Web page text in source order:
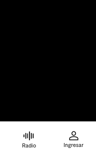
Radio Ingresar